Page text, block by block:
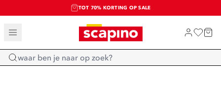
TOT 70% KORTING OP SALE
SALE: LAATSTE KANS!
SHOP NIEUW
Home